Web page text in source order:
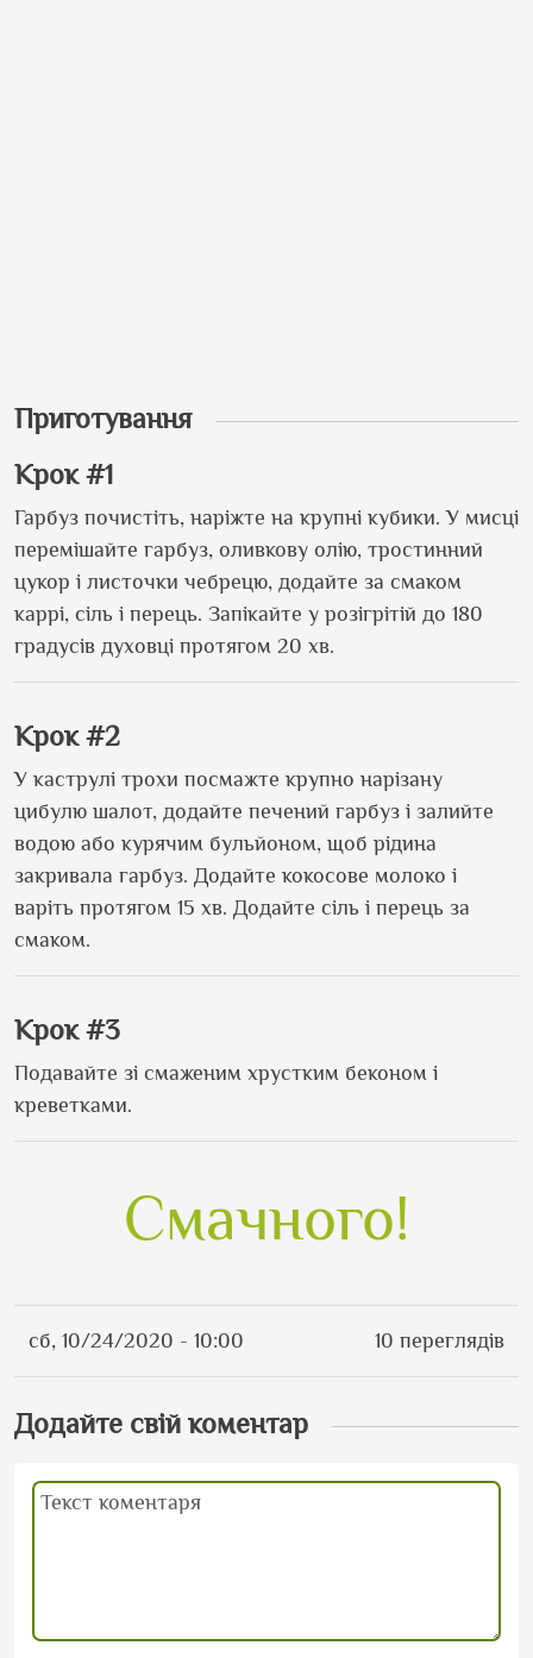
Приготування
Крок #1
Гарбуз почистіть, наріжте на крупні кубики. У мисці
перемішайте гарбуз, оливкову олію, тростинний
цукор і листочки чебрецю, додайте за смаком
каррі, сіль і перець. Запікайте у розігрітій до 180
градусів духовці протягом 20 хв.
Крок #2
У каструлі трохи посмажте крупно нарізану
цибулю шалот, додайте печений гарбуз і залийте
водою або курячим бульйоном, щоб рідина
закривала гарбуз. Додайте кокосове молоко і
варіть протягом 15 хв. Додайте сіль і перець за
смаком.
Крок #3
Подавайте зі смаженим хрустким беконом і
креветками.
Смачного!
сб, 10/24/2020 - 10:00 10 переглядів
Додайте свій коментар